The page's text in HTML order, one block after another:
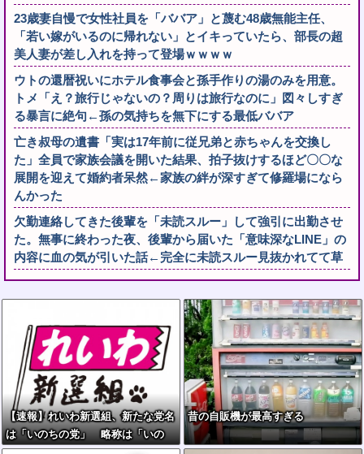
23歳妻自慢で女性社員を「ババア」と蔑む48歳無能主任、
「若い嫁がいるのに帰れない」とイキっていたら、部長の超
美人妻が差し入れを持って登場ｗｗｗｗ
ウトの還暦祝いにホテル食事会と孫手作りの湯のみを用意。
トメ「え？旅行じゃないの？周りは旅行なのに」図々しすぎ
る暴言に絶句←孫の気持ちを無下にする最低ババア
亡き叔母の遺書「実は17年前に従兄弟と赤ちゃんを交換し
た」全員で家族会議を開いた結果、拍子抜けするほど〇〇な
展開を迎えて婚約者呆然←家族の絆が深すぎて修羅場になら
んかった
欠勤連絡してきた後輩を「未読スルー」して強引に出勤させ
た。無事に終わった夜、後輩から届いた「意味深なLINE」の
内容に血の気が引いた話←完全に未読スルー見抜かれてて草
【速報】れいわ新選組、新たな党名
は「いのちの党」 略称は「いの
昔の自販機が最高すぎる